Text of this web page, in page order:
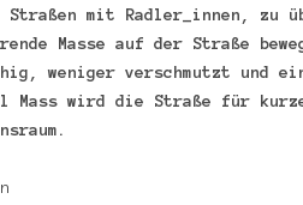
mit Radler_innen, zu
Masse auf der Straße
weniger verschmutzt und
Mass wird die Straße für